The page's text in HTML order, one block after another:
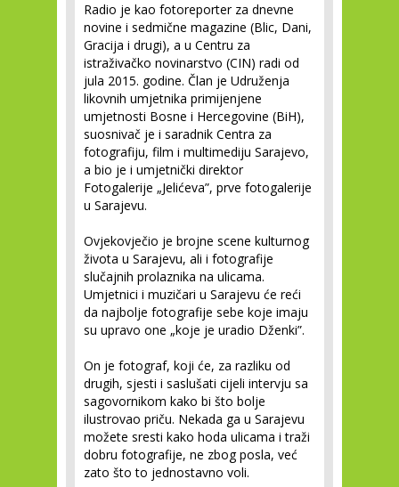
Radio je kao fotoreporter za dnevne
novine i sedmične magazine (Blic, Dani,
Gracija i drugi), a u Centru za
istraživačko novinarstvo (CIN) radi od
jula 2015. godine. Član je Udruženja
likovnih umjetnika primijenjene
umjetnosti Bosne i Hercegovine (BiH),
suosnivač je i saradnik Centra za
fotografiju, film i multimediju Sarajevo,
a bio je i umjetnički direktor
Fotogalerije „Jelićeva”, prve fotogalerije
u Sarajevu.
Ovjekovječio je brojne scene kulturnog
života u Sarajevu, ali i fotografije
slučajnih prolaznika na ulicama.
Umjetnici i muzičari u Sarajevu će reći
da najbolje fotografije sebe koje imaju
su upravo one „koje je uradio Dženki”.
On je fotograf, koji će, za razliku od
drugih, sjesti i saslušati cijeli intervju sa
sagovornikom kako bi što bolje
ilustrovao priču. Nekada ga u Sarajevu
možete sresti kako hoda ulicama i traži
dobru fotografije, ne zbog posla, već
zato što to jednostavno voli.